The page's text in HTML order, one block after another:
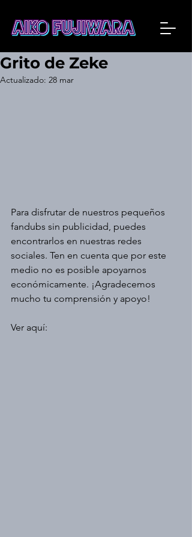
Grito de Zeke
Actualizado: 28 mar
Para disfrutar de nuestros pequeños
fandubs sin publicidad, puedes
encontrarlos en nuestras redes
sociales. Ten en cuenta que por este
medio no es posible apoyarnos
económicamente. ¡Agradecemos
mucho tu comprensión y apoyo!
Ver aquí: